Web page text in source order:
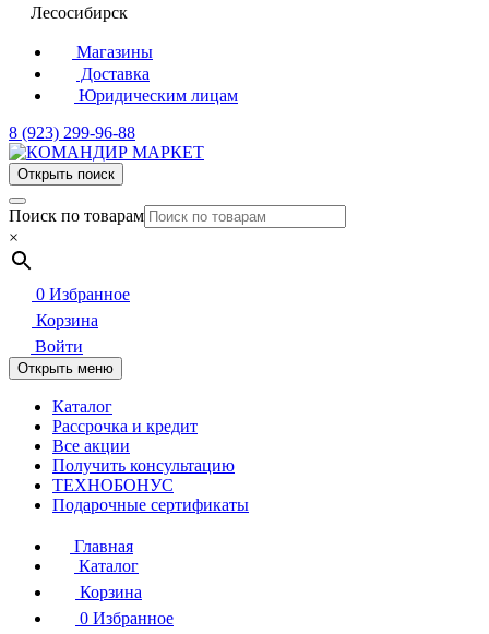
Лесосибирск
Магазины
Доставка
Юридическим лицам
8 (923) 299-96-88
Открыть поиск
Поиск по товарам
×
0 Избранное
Корзина
Войти
Открыть меню
Каталог
Рассрочка и кредит
Все акции
Получить консультацию
ТЕХНОБОНУС
Подарочные сертификаты
Главная
Каталог
Корзина
0 Избранное